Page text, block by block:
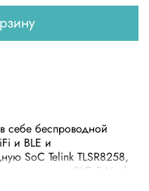
себе беспроводной
и BLE и
SoC Telink TLSR8258,
BLE 5 Mesh,
HomeKit, ANT и 2,4